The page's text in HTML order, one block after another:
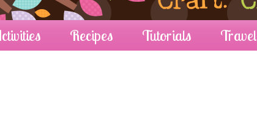
Recipes Tutorials Travel